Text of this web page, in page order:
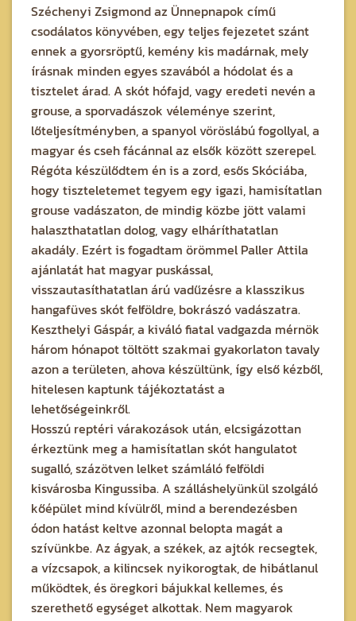
Széchenyi Zsigmond az Ünnepnapok című
csodálatos könyvében, egy teljes fejezetet szánt
ennek a gyorsröptű, kemény kis madárnak, mely
írásnak minden egyes szavából a hódolat és a
tisztelet árad. A skót hófajd, vagy eredeti nevén a
grouse, a sporvadászok véleménye szerint,
lőteljesítményben, a spanyol vöröslábú fogollyal, a
magyar és cseh fácánnal az elsők között szerepel.
Régóta készülődtem én is a zord, esős Skóciába,
hogy tiszteletemet tegyem egy igazi, hamisítatlan
grouse vadászaton, de mindig közbe jött valami
halaszthatatlan dolog, vagy elháríthatatlan
akadály. Ezért is fogadtam örömmel Paller Attila
ajánlatát hat magyar puskással,
visszautasíthatatlan árú vadűzésre a klasszikus
hangafüves skót felföldre, bokrászó vadászatra.
Keszthelyi Gáspár, a kiváló fiatal vadgazda mérnök
három hónapot töltött szakmai gyakorlaton tavaly
azon a területen, ahova készültünk, így első kézből,
hitelesen kaptunk tájékoztatást a
lehetőségeinkről.
Hosszú reptéri várakozások után, elcsigázottan
érkeztünk meg a hamisítatlan skót hangulatot
sugalló, százötven lelket számláló felföldi
kisvárosba Kingussiba. A szálláshelyünkül szolgáló
kőépület mind kívülről, mind a berendezésben
ódon hatást keltve azonnal belopta magát a
szívünkbe. Az ágyak, a székek, az ajtók recsegtek,
a vízcsapok, a kilincsek nyikorogtak, de hibátlanul
működtek, és öregkori bájukkal kellemes, és
szerethető egységet alkottak. Nem magyarok